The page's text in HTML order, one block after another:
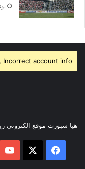
يونيو
Incorrect account info.
هيا سبورت موقع الكتروني
فيسبوك